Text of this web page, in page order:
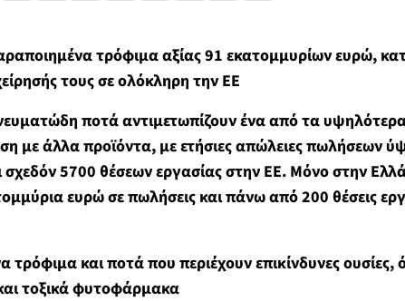
τρόφιμα αξίας 91 εκατομμυρίων ευρώ,
τους σε ολόκληρη την ΕΕ
ποτά αντιμετωπίζουν ένα από τα
με άλλα προϊόντα, με ετήσιες απώλειες πωλήσεων
5700 θέσεων εργασίας στην ΕΕ. Μόνο στην
ευρώ σε πωλήσεις και πάνω από 200 θέσεις
και ποτά που περιέχουν επικίνδυνες ουσίες,
τοξικά φυτοφάρμακα